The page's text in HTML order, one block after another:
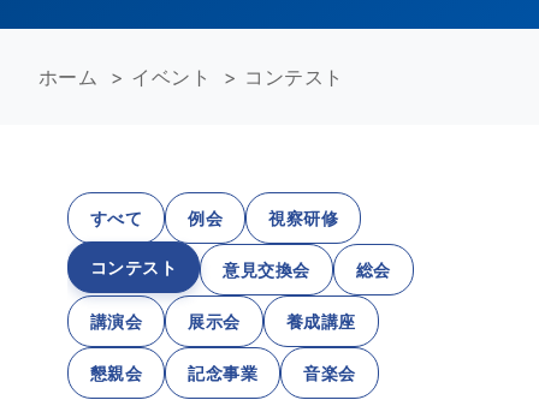
ホーム > イベント > コンテスト
すべて 例会 視察研修
コンテスト 意見交換会 総会
講演会 展示会 養成講座
懇親会 記念事業 音楽会